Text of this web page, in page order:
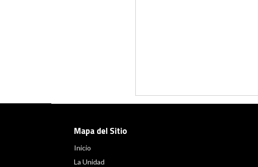
Mapa del Sitio
Inicio
La Unidad